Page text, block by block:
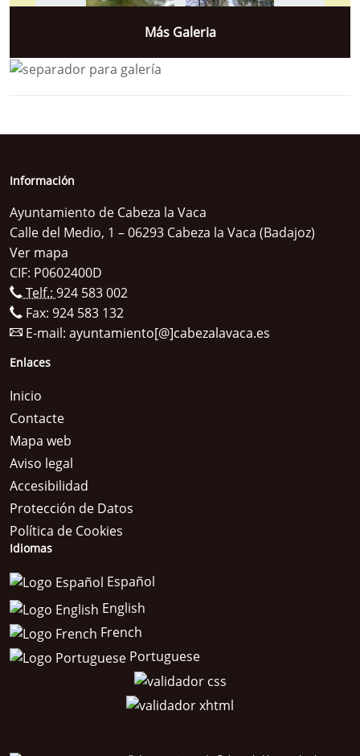
Más Galeria
Información
Ayuntamiento de Cabeza la Vaca
Calle del Medio, 1 – 06293 Cabeza la Vaca (Badajoz)
Ver mapa
CIF: P0602400D
Telf.:924 583 002
Fax: 924 583 132
E-mail: ayuntamiento[@]cabezalavaca.es
Enlaces
Inicio
Contacte
Mapa web
Aviso legal
Accesibilidad
Protección de Datos
Política de Cookies
Idiomas
Español
English
French
Portuguese